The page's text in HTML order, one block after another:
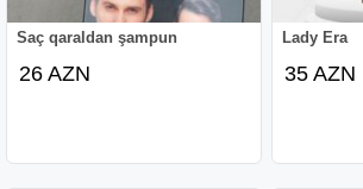
Saç qaraldan şampun
26 AZN
Lady Era
35 AZN